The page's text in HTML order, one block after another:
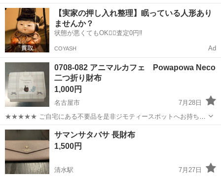
がれています。
愛知 名古屋市 総合リハビリセンター駅
【実家の押し入れ整理】眠っている人形あり
ませんか？
状態が悪くてもOK🙆‍♀️査定0円‼️
COYASH Ad
0708-082 アニマルカフェ Powapowa Neco
二つ折り財布
1,000円
名古屋市
7月28日
★★★★★ ご自宅にある不要品を是非ジモティースポットへお持ち込
みしませんか？ 家電、趣味・スポーツ・レジャー用品、こども用品、
衣料服飾品、生活雑貨、家具、本、CD・DVDなどが無料でまとめて持
ち込めます！ ※詳細はこ...
愛知 名古屋市 小物 現地
サマンサタバサ 長財布
1,500円
清水駅
7月27日